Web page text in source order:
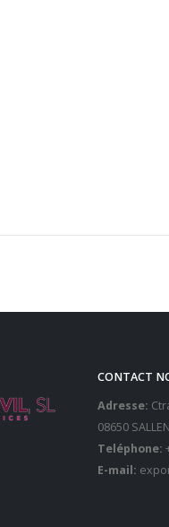
CONTACT
Adresse:
08650
Teléphone:
E-mail: